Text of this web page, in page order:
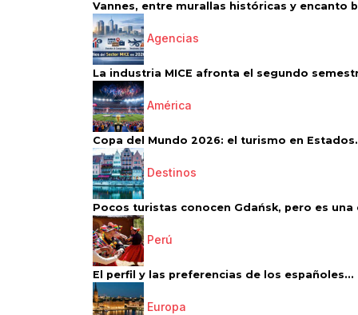
Vannes, entre murallas históricas y encanto
Agencias
La industria MICE afronta el segundo
América
Copa del Mundo 2026: el turismo en
Destinos
Pocos turistas conocen Gdańsk, pero es una
Perú
El perfil y las preferencias de los españoles...
Europa